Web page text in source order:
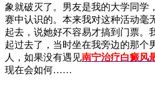
象就破灭了。男友是我的大学同学
赛中认识的。本来我对这种活动毫
起去，说她好不容易才搞到门票。
起过去了，当时坐在我旁边的那个
人，如果没有遇见南宁治疗白癜风
现在会如何……